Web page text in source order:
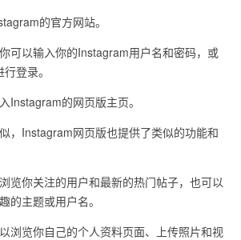
的官方网站。
以输入你的Instagram用户名和密码，或
登录。
的网页版主页。
Instagram网页版也提供了类似的功能和
你关注的用户和最新的热门帖子，也可以
的主题或用户名。
览你自己的个人资料页面、上传照片和视